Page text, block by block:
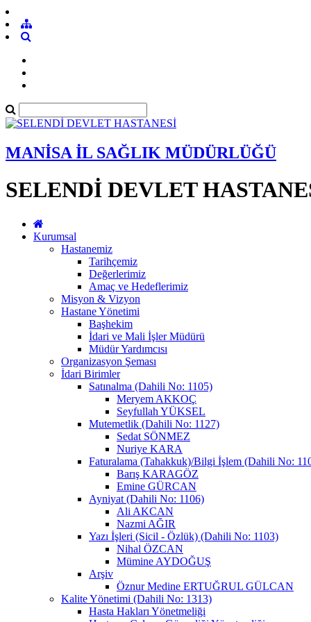
MANİSA İL SAĞLIK MÜDÜRLÜĞÜ
SELENDİ DEVLET
Kurumsal
Hastanemiz
Tarihçemiz
Değerlerimiz
Amaç ve Hedeflerimiz
Misyon & Vizyon
Hastane Yönetimi
Başhekim
İdari ve Mali İşler Müdürü
Müdür Yardımcısı
Organizasyon Şeması
İdari Birimler
Satınalma (Dahili No: 1105)
Meryem AKKOÇ
Seyfullah YÜKSEL
Mutemetlik (Dahili No: 1127)
Sedat SÖNMEZ
Nuriye KARA
Faturalama (Tahakkuk)/Bilgi İşlem (Dahili No:
Barış KARAGÖZ
Emine GÜRCAN
Ayniyat (Dahili No: 1106)
Ali AKCAN
Nazmi AĞIR
Yazı İşleri (Sicil - Özlük) (Dahili No: 1103)
Nihal ÖZCAN
Mümine AYDOĞUŞ
Arşiv
Öznur Medine ERTUĞRUL GÜLCAN
Kalite Yönetimi (Dahili No: 1313)
Hasta Hakları Yönetmeliği